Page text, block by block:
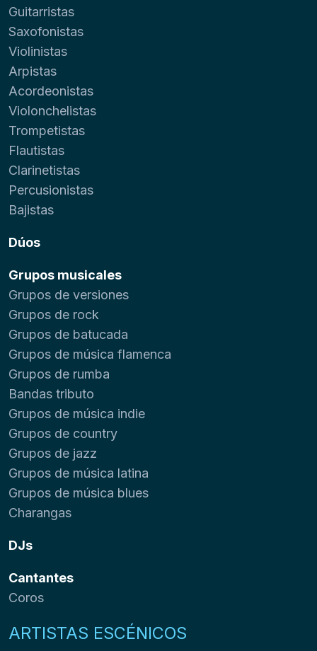
Guitarristas
Saxofonistas
Violinistas
Arpistas
Acordeonistas
Violonchelistas
Trompetistas
Flautistas
Clarinetistas
Percusionistas
Bajistas
Dúos
Grupos musicales
Grupos de versiones
Grupos de rock
Grupos de batucada
Grupos de música flamenca
Grupos de rumba
Bandas tributo
Grupos de música indie
Grupos de country
Grupos de jazz
Grupos de música latina
Grupos de música blues
Charangas
DJs
Cantantes
Coros
ARTISTAS ESCÉNICOS